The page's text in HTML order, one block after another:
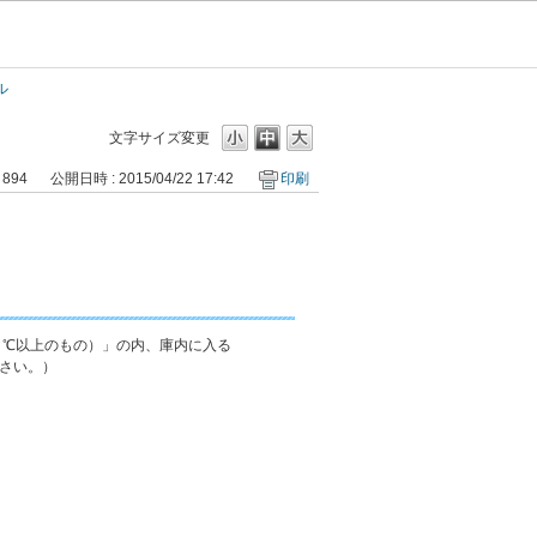
文字サイズ変更
894 公開日時 : 2015/04/22 17:42 印刷
以上のもの）」の内、庫内に入る
い。）